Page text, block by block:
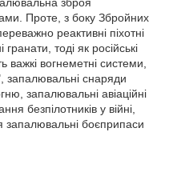
Проте, з боку Збройних
реактивні піхотні
тоді як російські
вогнеметні системи,
запалювальні снаряди
запалювальні авіаційні
безпілотників у війні,
запалювальні боєприпаси